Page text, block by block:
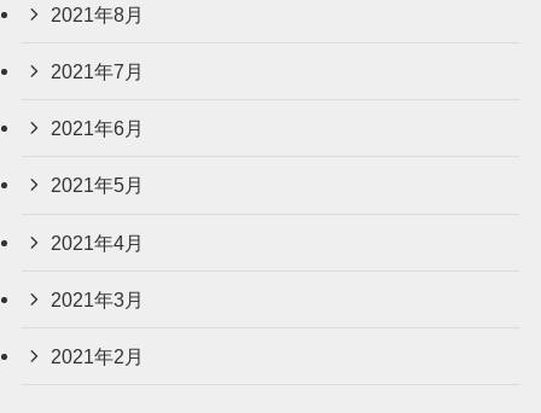
2021年8月
2021年7月
2021年6月
2021年5月
2021年4月
2021年3月
2021年2月